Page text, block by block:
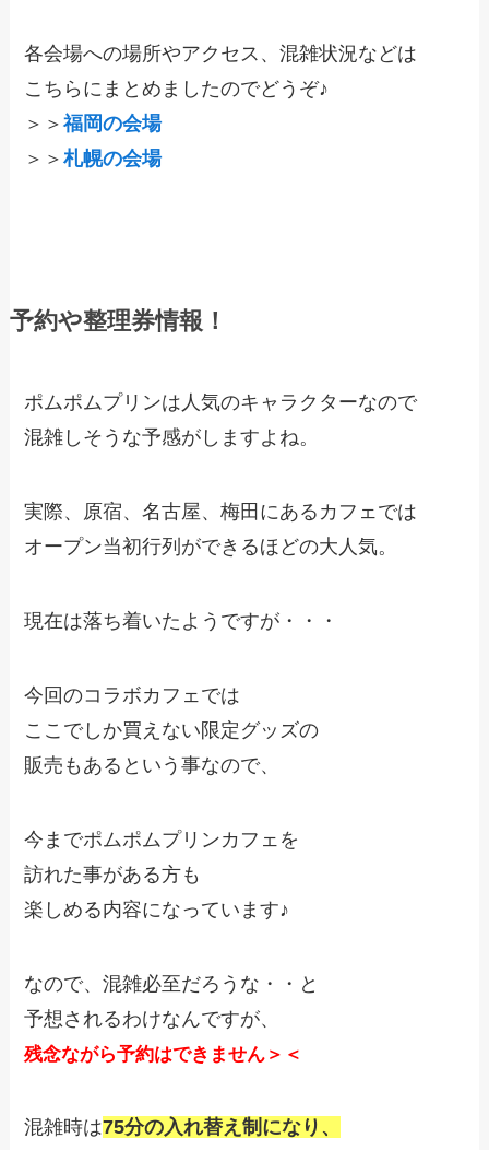
各会場への場所やアクセス、混雑状況などは
こちらにまとめましたのでどうぞ♪
＞＞福岡の会場
＞＞札幌の会場
予約や整理券情報！
ポムポムプリンは人気のキャラクターなので
混雑しそうな予感がしますよね。
実際、原宿、名古屋、梅田にあるカフェでは
オープン当初行列ができるほどの大人気。
現在は落ち着いたようですが・・・
今回のコラボカフェでは
ここでしか買えない限定グッズの
販売もあるという事なので、
今までポムポムプリンカフェを
訪れた事がある方も
楽しめる内容になっています♪
なので、混雑必至だろうな・・と
予想されるわけなんですが、
残念ながら予約はできません＞＜
混雑時は75分の入れ替え制になり、